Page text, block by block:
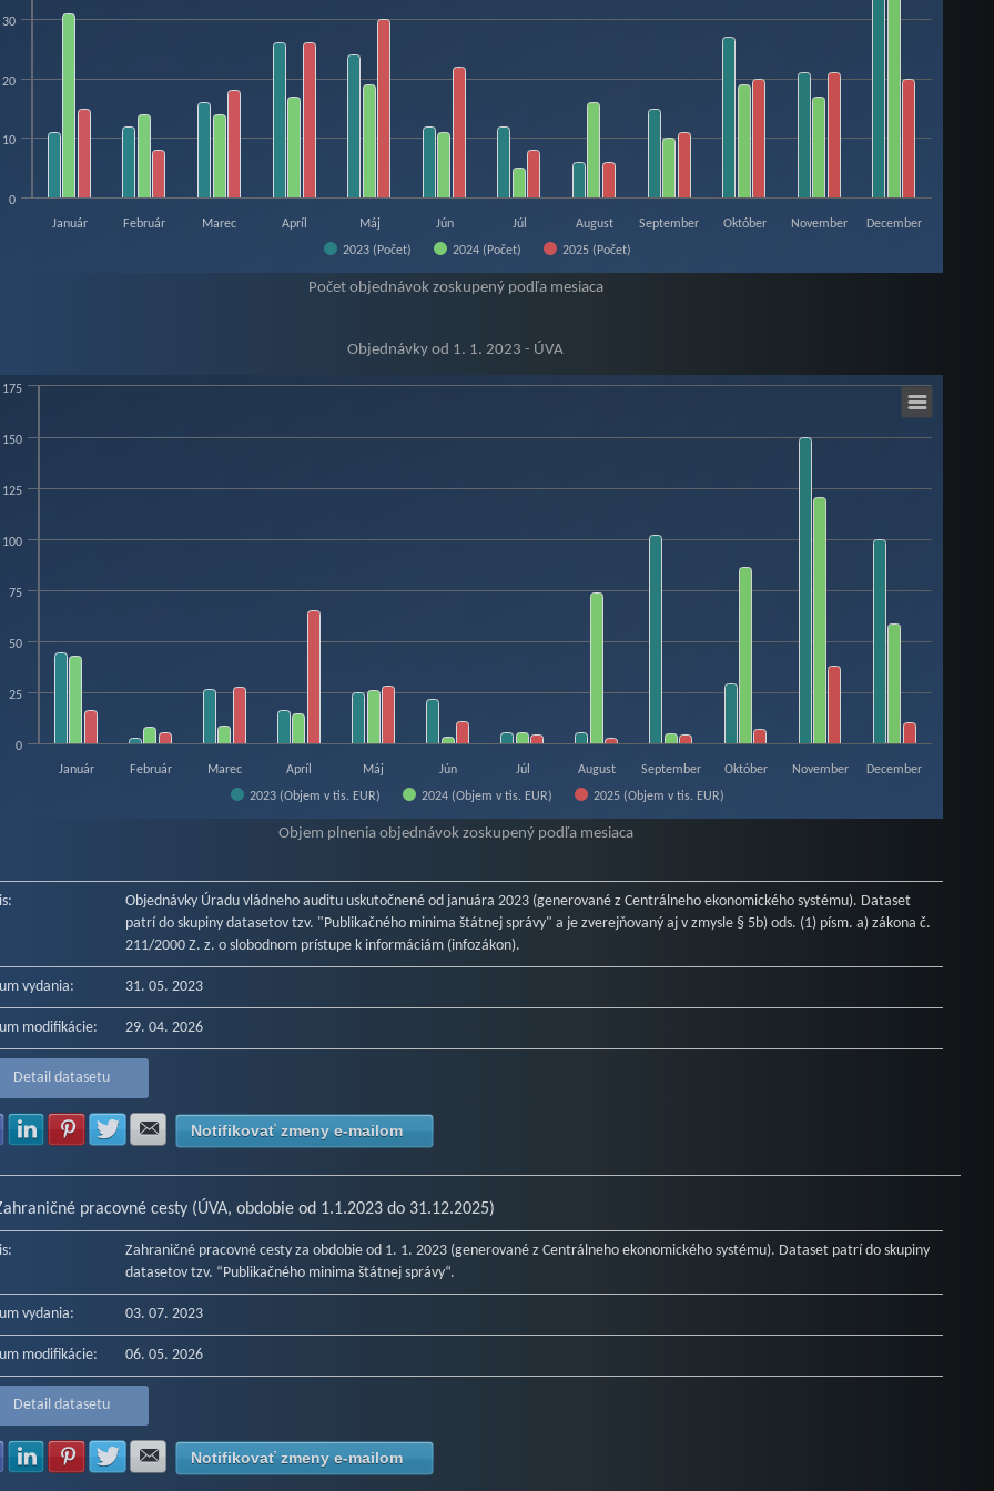
2023 (Počet) 2024 (Počet) 2025 (Počet)
Január Február Marec Apríl Máj Jún Júl August September Október November December
0
10
20
30
Počet objednávok zoskupený podľa mesiaca
Objednávky od 1. 1. 2023 - ÚVA
od 1. 1. 2023 - ÚVA
as data table, Objednávky od 1. 1. 2023 - ÚVA
has 1 X axis displaying categories.
has 1 Y axis displaying Objem v tis. EUR. Data ranges from 2.55743 to 149.99007.
2023 (Objem v tis. EUR) 2024 (Objem v tis. EUR) 2025 (Objem v tis. EUR)
Január Február Marec Apríl Máj Jún Júl August September Október November December
0
25
50
75
100
125
150
175
Objem plnenia objednávok zoskupený podľa mesiaca
Objednávky Úradu vládneho auditu uskutočnené od januára 2023 (generované z Centrálneho ekonomického systému). Dataset
patrí do skupiny datasetov tzv. "Publikačného minima štátnej správy" a je zverejňovaný aj v zmysle § 5b) ods. (1) písm. a) zákona č.
211/2000 Z. z. o slobodnom prístupe k informáciám (infozákon).
vydania: 31. 05. 2023
modifikácie: 29. 04. 2026
Detail datasetu
Zdielať na Facebook
Zdielať na LinkedIn
Zdielať na Pinterest
Zdielať na Twitter
Zdielať na E-mail
Notifikovať zmeny e-mailom
pracovné cesty (ÚVA, obdobie od 1.1.2023 do 31.12.2025)
Zahraničné pracovné cesty za obdobie od 1. 1. 2023 (generované z Centrálneho ekonomického systému). Dataset patrí do skupiny
datasetov tzv. “Publikačného minima štátnej správy“.
vydania: 03. 07. 2023
modifikácie: 06. 05. 2026
Detail datasetu
Zdielať na Facebook
Zdielať na LinkedIn
Zdielať na Pinterest
Zdielať na Twitter
Zdielať na E-mail
Notifikovať zmeny e-mailom